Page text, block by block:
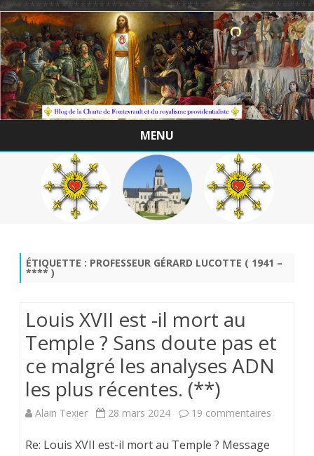
/
MENU
Skip
to
content
ÉTIQUETTE : PROFESSEUR GÉRARD LUCOTTE ( 1941 –
**** )
Louis XVII est -il mort au
Temple ? Sans doute pas et
ce malgré les analyses ADN
les plus récentes. (**)
Alain Texier 28 mars 2024 19 commentaires
Re: Louis XVII est-il mort au Temple ? Message